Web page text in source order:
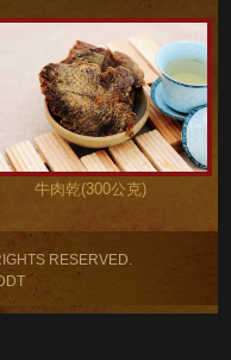
牛肉乾(300公克)
RESERVED.